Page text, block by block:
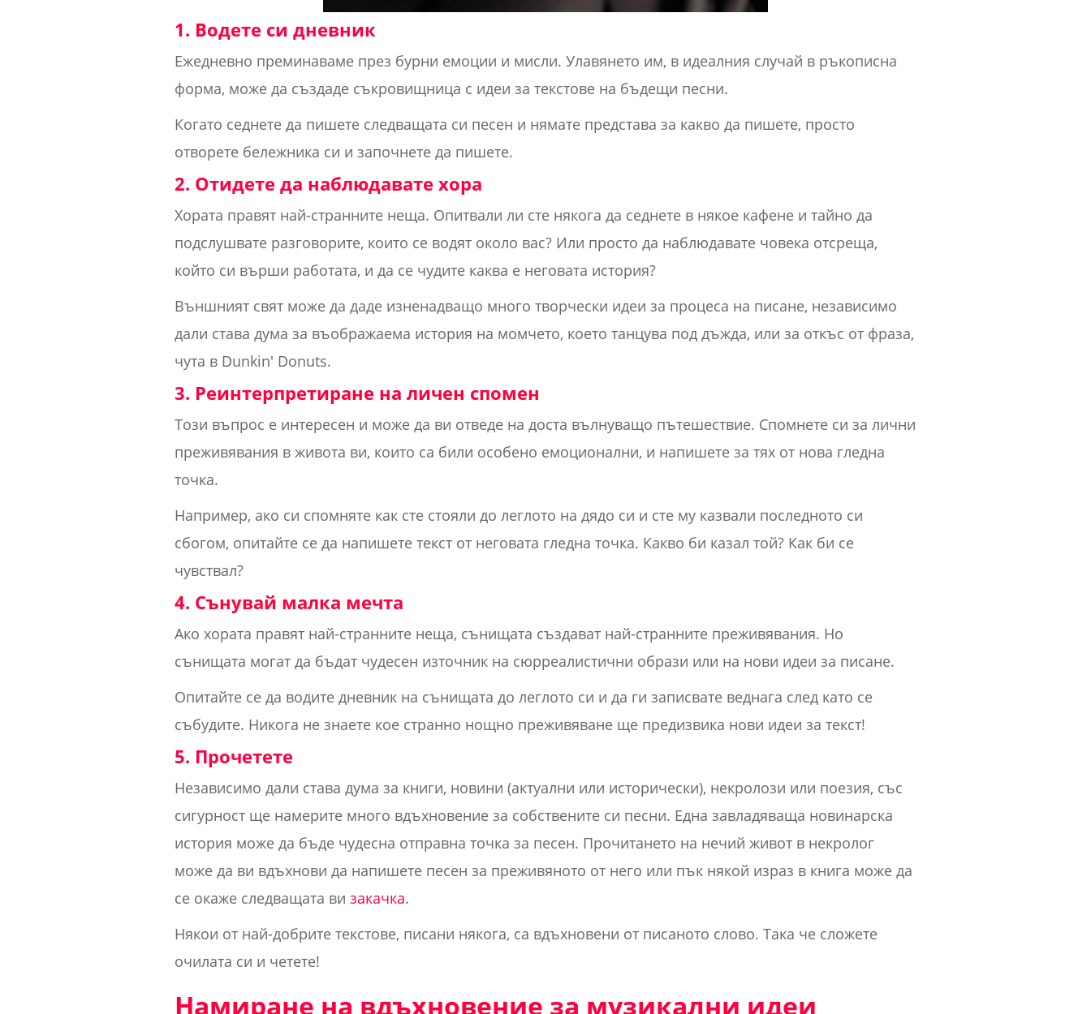
1. Водете си дневник
Ежедневно преминаваме през бурни емоции и мисли. Улавянето им, в идеалния случай в ръкописна
форма, може да създаде съкровищница с идеи за текстове на бъдещи песни.
Когато седнете да пишете следващата си песен и нямате представа за какво да пишете, просто
отворете бележника си и започнете да пишете.
2. Отидете да наблюдавате хора
Хората правят най-странните неща. Опитвали ли сте някога да седнете в някое кафене и тайно да
подслушвате разговорите, които се водят около вас? Или просто да наблюдавате човека отсреща,
който си върши работата, и да се чудите каква е неговата история?
Външният свят може да даде изненадващо много творчески идеи за процеса на писане, независимо
дали става дума за въображаема история на момчето, което танцува под дъжда, или за откъс от фраза,
чута в Dunkin' Donuts.
3. Реинтерпретиране на личен спомен
Този въпрос е интересен и може да ви отведе на доста вълнуващо пътешествие. Спомнете си за лични
преживявания в живота ви, които са били особено емоционални, и напишете за тях от нова гледна
точка.
Например, ако си спомняте как сте стояли до леглото на дядо си и сте му казвали последното си
сбогом, опитайте се да напишете текст от неговата гледна точка. Какво би казал той? Как би се
чувствал?
4. Сънувай малка мечта
Ако хората правят най-странните неща, сънищата създават най-странните преживявания. Но
сънищата могат да бъдат чудесен източник на сюрреалистични образи или на нови идеи за писане.
Опитайте се да водите дневник на сънищата до леглото си и да ги записвате веднага след като се
събудите. Никога не знаете кое странно нощно преживяване ще предизвика нови идеи за текст!
5. Прочетете
Независимо дали става дума за книги, новини (актуални или исторически), некролози или поезия, със
сигурност ще намерите много вдъхновение за собствените си песни. Една завладяваща новинарска
история може да бъде чудесна отправна точка за песен. Прочитането на нечий живот в некролог
може да ви вдъхнови да напишете песен за преживяното от него или пък някой израз в книга може да
се окаже следващата визакачка.
Някои от най-добрите текстове, писани някога, са вдъхновени от писаното слово. Така че сложете
очилата си и четете!
Намиране на вдъхновение за музикални идеи